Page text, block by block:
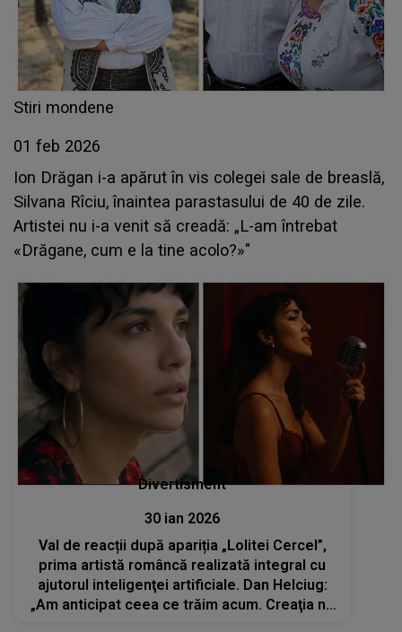
Stiri mondene
01 feb 2026
Ion Drăgan i-a apărut în vis colegei sale de breaslă,
Silvana Rîciu, înaintea parastasului de 40 de zile.
Artistei nu i-a venit să creadă: „L-am întrebat
«Drăgane, cum e la tine acolo?»"
Divertisment
30 ian 2026
Val de reacții după apariția „Lolitei Cercel”,
prima artistă româncă realizată integral cu
ajutorul inteligenţei artificiale. Dan Helciug:
„Am anticipat ceea ce trăim acum. Creaţia nu